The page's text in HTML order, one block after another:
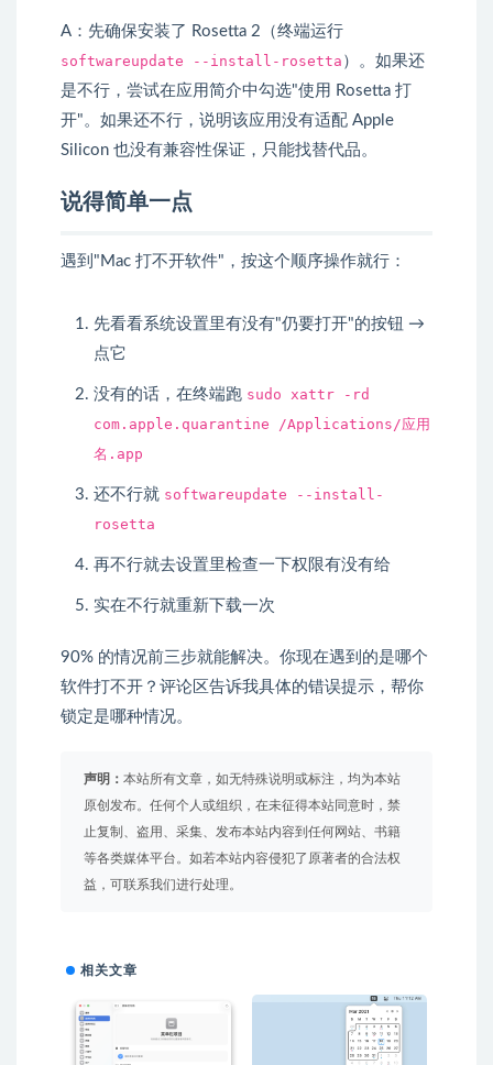
A：先确保安装了 Rosetta 2（终端运行
softwareupdate --install-rosetta ）。如果还
是不行，尝试在应用简介中勾选"使用 Rosetta 打
开"。如果还不行，说明该应用没有适配 Apple
Silicon 也没有兼容性保证，只能找替代品。
说得简单一点
遇到"Mac 打不开软件"，按这个顺序操作就行：
先看看系统设置里有没有"仍要打开"的按钮 →
点它
没有的话，在终端跑 sudo xattr -rd
com.apple.quarantine /Applications/应用
名.app
还不行就 softwareupdate --install-
rosetta
再不行就去设置里检查一下权限有没有给
实在不行就重新下载一次
90% 的情况前三步就能解决。你现在遇到的是哪个
软件打不开？评论区告诉我具体的错误提示，帮你
锁定是哪种情况。
声明： 本站所有文章，如无特殊说明或标注，均为本站
原创发布。任何个人或组织，在未征得本站同意时，禁
止复制、盗用、采集、发布本站内容到任何网站、书籍
等各类媒体平台。如若本站内容侵犯了原著者的合法权
益，可联系我们进行处理。
相关文章